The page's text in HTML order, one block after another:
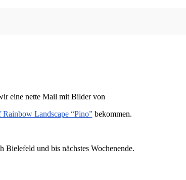
eine nette Mail mit Bilder von
Landscape “Pino”bekommen.
Bielefeld und bis nächstes Wochenende.